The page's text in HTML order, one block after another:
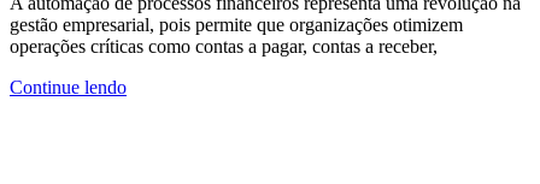
gestão empresarial, pois permite que organizações otimizem
operações críticas como contas a pagar, contas a receber,
Continue lendo